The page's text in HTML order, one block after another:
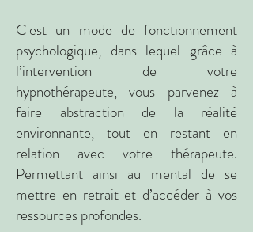
C'est un mode de fonctionnement
psychologique, dans lequel grâce à
l’intervention de votre
hypnothérapeute, vous parvenez à
faire abstraction de la réalité
environnante, tout en restant en
relation avec votre thérapeute.
Permettant ainsi au mental de se
mettre en retrait et d’accéder à vos
ressources profondes.